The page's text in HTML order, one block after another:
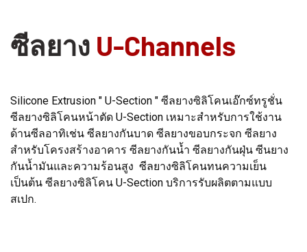
ซีลยาง U-Channels
Silicone Extrusion " U-Section " ซีลยางซิลิโคนเอ๊กซ์ทรูชั่น
ซีลยางซิลิโคนหน้าตัด U-Section เหมาะสำหรับการใช้งาน
ด้านซีลอาทิเช่น ซีลยางกันบาด ซีลยางขอบกระจก ซีลยาง
สำหรับโครงสร้างอาคาร ซีลยางกันน้ำ ซีลยางกันฝุ่น ซีนยาง
กันน้ำมันและความร้อนสูง ซีลยางซิลิโคนทนความเย็น
เป็นต้น ซีลยางซิลิโคน U-Section บริการรับผลิตตามแบบ
สเปก.